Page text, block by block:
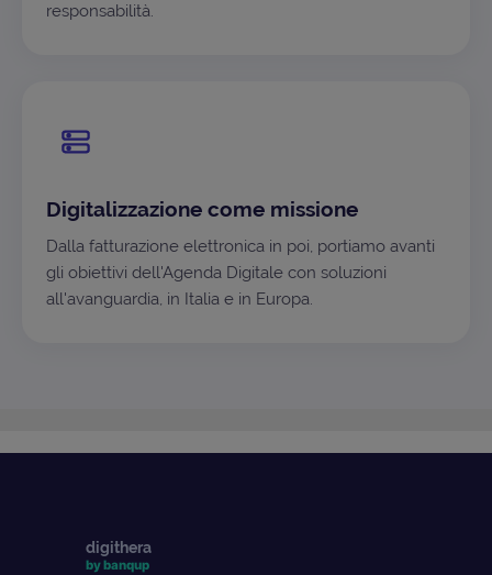
responsabilità.
Digitalizzazione come missione
Dalla fatturazione elettronica in poi, portiamo avanti
gli obiettivi dell'Agenda Digitale con soluzioni
all'avanguardia, in Italia e in Europa.
digithera
by banqup